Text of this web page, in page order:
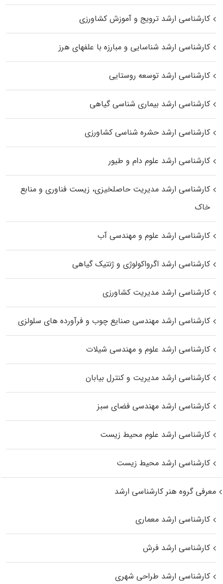
کارشناسی ارشد ترویج و آموزش کشاورزی
کارشناسی ارشد شناسایی و مبارزه با علفهای هرز
کارشناسی ارشد توسعه روستایی
کارشناسی ارشد بیماری‌ شناسی گیاهی
کارشناسی ارشد حشره‌ شناسی کشاورزی
کارشناسی ارشد علوم دام و طیور
کارشناسی ارشد مدیریت حاصلخیزی، زیست فناوری و منابع
خاک
کارشناسی ارشد علوم و مهندسی آب
کارشناسی ارشد اگرواکولوژی و ژنتیک گیاهی
کارشناسی ارشد مدیریت کشاورزی
کارشناسی ارشد مهندسی صنایع چوب و فرآورده‌ های سلولزی
کارشناسی ارشد علوم و مهندسی شیلات
کارشناسی ارشد مدیریت و کنترل بیابان
کارشناسی ارشد مهندسی فضای سبز
کارشناسی ارشد علوم محیط‌ زیست
کارشناسی ارشد محیط زیست
معرفی گروه هنر کارشناسی ارشد
کارشناسی ارشد معماری
کارشناسی ارشد فرش
کارشناسی ارشد طراحی شهری